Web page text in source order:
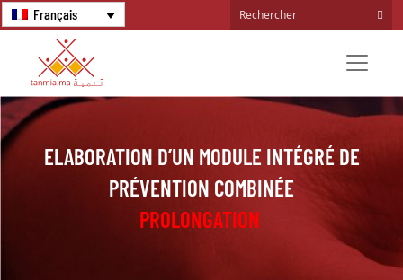
Français
ELABORATION D’UN MODULE INTÉGRÉ DE
PRÉVENTION COMBINÉE
PROLONGATION